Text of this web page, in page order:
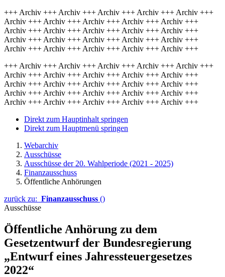
+++ Archiv +++ Archiv +++ Archiv +++ Archiv +++ Archiv +++
Archiv +++ Archiv +++ Archiv +++ Archiv +++ Archiv +++
Archiv +++ Archiv +++ Archiv +++ Archiv +++ Archiv +++
Archiv +++ Archiv +++ Archiv +++ Archiv +++ Archiv +++
Archiv +++ Archiv +++ Archiv +++ Archiv +++ Archiv +++
+++ Archiv +++ Archiv +++ Archiv +++ Archiv +++ Archiv +++
Archiv +++ Archiv +++ Archiv +++ Archiv +++ Archiv +++
Archiv +++ Archiv +++ Archiv +++ Archiv +++ Archiv +++
Archiv +++ Archiv +++ Archiv +++ Archiv +++ Archiv +++
Archiv +++ Archiv +++ Archiv +++ Archiv +++ Archiv +++
Direkt zum Hauptinhalt springen
Direkt zum Hauptmenü springen
Webarchiv
Ausschüsse
Ausschüsse der 20. Wahlperiode (2021 - 2025)
Finanzausschuss
Öffentliche Anhörungen
zurück zu: Finanzausschuss ()
Ausschüsse
Öffentliche Anhörung zu dem
Gesetzentwurf der Bundesregierung
„Entwurf eines Jahressteuergesetzes
2022“